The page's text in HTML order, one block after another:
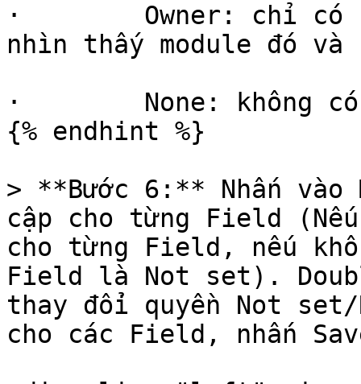
·        Owner: chỉ có
nhìn thấy module đó
·        None: không có
{% endhint %}
> **Bước 6:** Nhấn
cập cho từng Field
cho từng Field, nếu
Field là Not set).
thay đổi quyền Not
cho các Field, nhấn